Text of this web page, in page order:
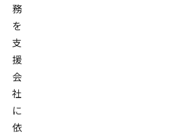
務
を
支
援
会
社
に
依